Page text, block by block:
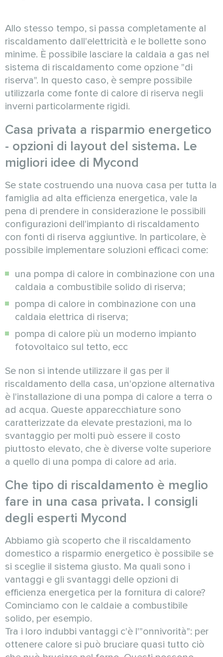
Allo stesso tempo, si passa completamente al
riscaldamento dall'elettricità e le bollette sono
minime. È possibile lasciare la caldaia a gas nel
sistema di riscaldamento come opzione "di
riserva". In questo caso, è sempre possibile
utilizzarla come fonte di calore di riserva negli
inverni particolarmente rigidi.
Casa privata a risparmio energetico
- opzioni di layout del sistema. Le
migliori idee di Mycond
Se state costruendo una nuova casa per tutta la
famiglia ad alta efficienza energetica, vale la
pena di prendere in considerazione le possibili
configurazioni dell'impianto di riscaldamento
con fonti di riserva aggiuntive. In particolare, è
possibile implementare soluzioni efficaci come:
una pompa di calore in combinazione con una
caldaia a combustibile solido di riserva;
pompa di calore in combinazione con una
caldaia elettrica di riserva;
pompa di calore più un moderno impianto
fotovoltaico sul tetto, ecc
Se non si intende utilizzare il gas per il
riscaldamento della casa, un'opzione alternativa
è l'installazione di una pompa di calore a terra o
ad acqua. Queste apparecchiature sono
caratterizzate da elevate prestazioni, ma lo
svantaggio per molti può essere il costo
piuttosto elevato, che è diverse volte superiore
a quello di una pompa di calore ad aria.
Che tipo di riscaldamento è meglio
fare in una casa privata. I consigli
degli esperti Mycond
Abbiamo già scoperto che il riscaldamento
domestico a risparmio energetico è possibile se
si sceglie il sistema giusto. Ma quali sono i
vantaggi e gli svantaggi delle opzioni di
efficienza energetica per la fornitura di calore?
Cominciamo con le caldaie a combustibile
solido, per esempio.
Tra i loro indubbi vantaggi c'è l'"onnivorità": per
ottenere calore si può bruciare quasi tutto ciò